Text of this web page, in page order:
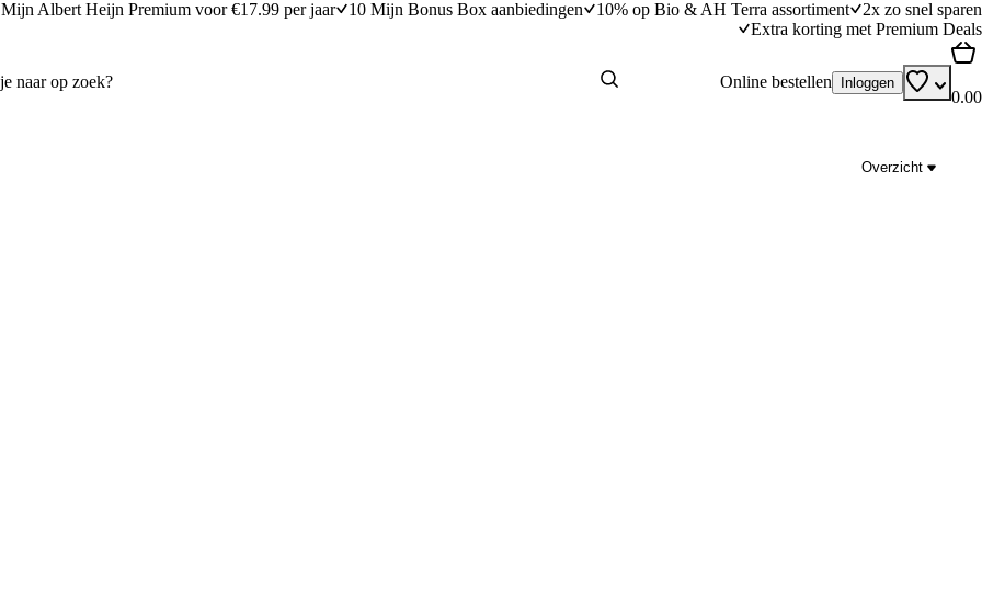
Mijn Albert Heijn Premium voor €17.99 per jaar 10 Mijn Bonus Box aanbiedingen 10% op Bio & AH Terra assortiment
2x zo snel sparen
Extra korting met Premium Deals
Online bestellen Inloggen
0.00
Overzicht